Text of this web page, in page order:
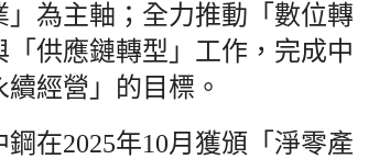
為主軸；全力推動「數位轉
供應鏈轉型」工作，完成中
經營」的目標。
在2025年10月獲頒「淨零產